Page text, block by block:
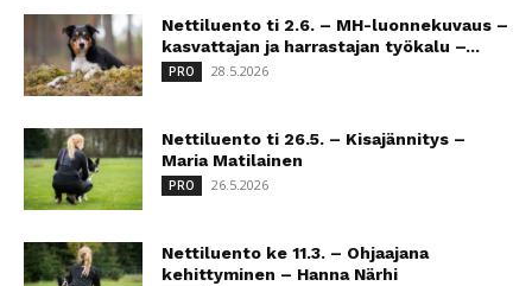
Nettiluento ti 2.6. – MH-luonnekuvaus –
kasvattajan ja harrastajan työkalu –...
PRO 28.5.2026
Nettiluento ti 26.5. – Kisajännitys –
Maria Matilainen
PRO 26.5.2026
Nettiluento ke 11.3. – Ohjaajana
kehittyminen – Hanna Närhi